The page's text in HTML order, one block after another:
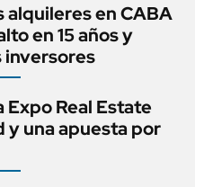
en CABA
en 15 años y
inversores
Expo Real Estate
una apuesta por